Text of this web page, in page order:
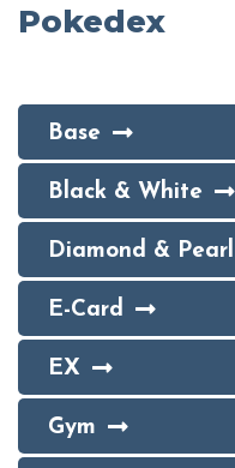
Pokedex
Base
Black & White
Diamond & Pearl
E-Card
EX
Gym